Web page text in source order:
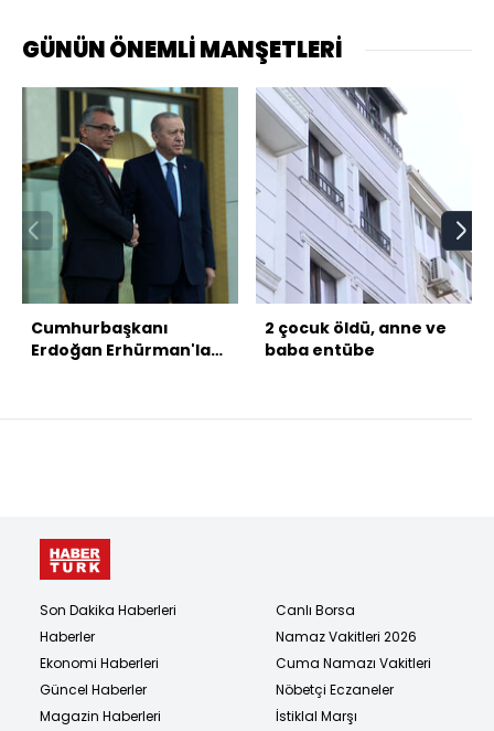
GÜNÜN ÖNEMLİ MANŞETLERİ
Cumhurbaşkanı
Erdoğan Erhürman'la
2 çocuk öldü, anne ve
baba entübe
Son Dakika Haberleri
Haberler
Ekonomi Haberleri
Güncel Haberler
Magazin Haberleri
Canlı Borsa
Namaz Vakitleri 2026
Cuma Namazı Vakitleri
Nöbetçi Eczaneler
İstiklal Marşı